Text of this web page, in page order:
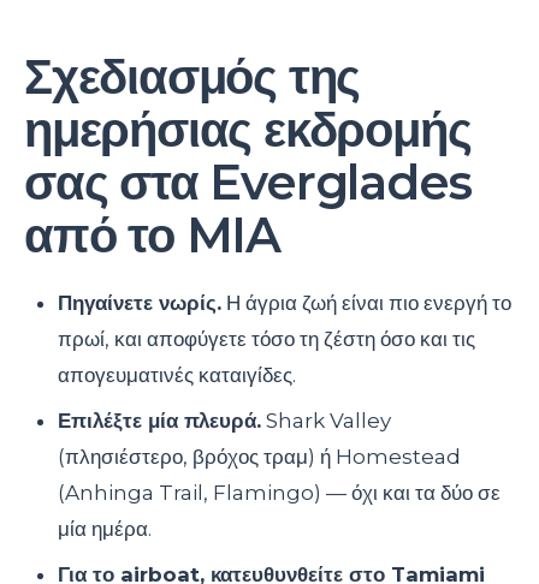
Σχεδιασμός της
ημερήσιας εκδρομής
σας στα Everglades
από το MIA
Πηγαίνετε νωρίς. Η άγρια ζωή είναι πιο ενεργή το
πρωί, και αποφύγετε τόσο τη ζέστη όσο και τις
απογευματινές καταιγίδες.
Επιλέξτε μία πλευρά. Shark Valley
(πλησιέστερο, βρόχος τραμ) ή Homestead
(Anhinga Trail, Flamingo) — όχι και τα δύο σε
μία ημέρα.
Για το airboat, κατευθυνθείτε στο Tamiami